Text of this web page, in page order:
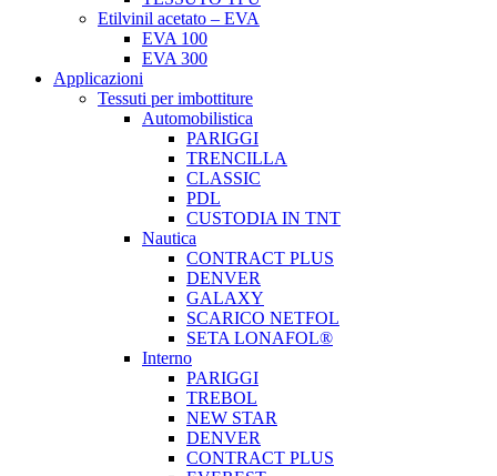
Etilvinil acetato – EVA
EVA 100
EVA 300
Applicazioni
Tessuti per imbottiture
Automobilistica
PARIGGI
TRENCILLA
CLASSIC
PDL
CUSTODIA IN TNT
Nautica
CONTRACT PLUS
DENVER
GALAXY
SCARICO NETFOL
SETA LONAFOL®
Interno
PARIGGI
TREBOL
NEW STAR
DENVER
CONTRACT PLUS